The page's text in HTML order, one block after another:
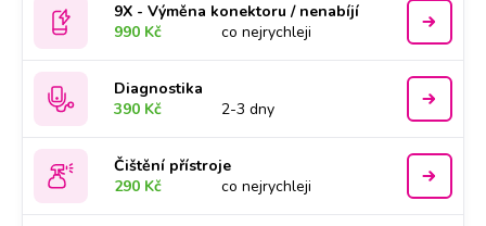
9X - Výměna konektoru / nenabíjí
990 Kč
co nejrychleji
Diagnostika
390 Kč
2-3 dny
Čištění přístroje
290 Kč
co nejrychleji